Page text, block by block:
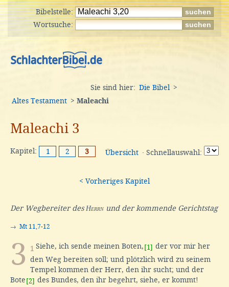
Bibelstelle:
Wortsuche:
Sie sind hier: Die Bibel
>
Altes Testament > Maleachi
Maleachi 3
Kapitel: 1 2 3 Übersicht · Schnellauswahl:
< Vorheriges Kapitel
Der Wegbereiter des Herrn und der kommende Gerichtstag
→ Mt 11,7-12
3 1 Siehe, ich sende meinen Boten, [1] der vor mir her
den Weg bereiten soll; und plötzlich wird zu seinem
Tempel kommen der Herr, den ihr sucht; und der
Bote [2] des Bundes, den ihr begehrt, siehe, er kommt!